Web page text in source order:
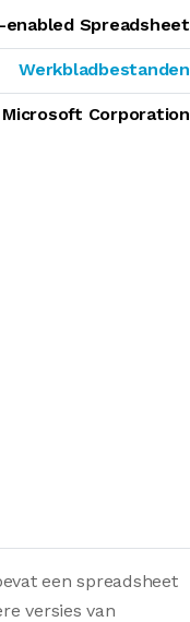
Spreadsheet
Werkbladbestanden
Microsoft Corporation
een spreadsheet
versies van